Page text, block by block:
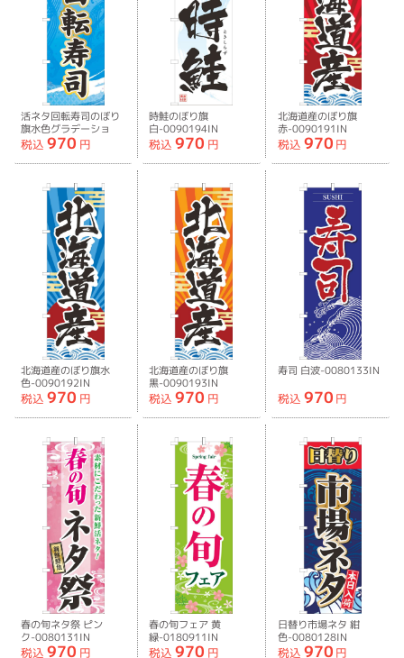
活ネタ回転寿司のぼり
旗水色グラデーショ
ン-0080143IN
税込 970 円
時鮭のぼり旗
白-0090194IN
税込 970 円
北海道産のぼり旗
赤-0090191IN
税込 970 円
北海道産のぼり旗水
色-0090192IN
税込 970 円
北海道産のぼり旗
黒-0090193IN
税込 970 円
寿司 白波-0080133IN
税込 970 円
春の旬ネタ祭 ピン
ク-0080131IN
税込 970 円
春の旬フェア 黄
緑-0180911IN
税込 970 円
日替り市場ネタ 紺
色-0080128IN
税込 970 円